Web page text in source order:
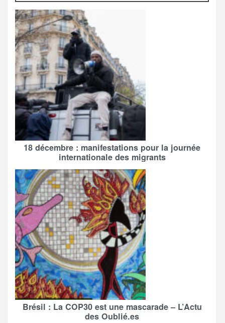
18 décembre : manifestations pour la journée
internationale des migrants
Brésil : La COP30 est une mascarade – L’Actu
des Oublié.es